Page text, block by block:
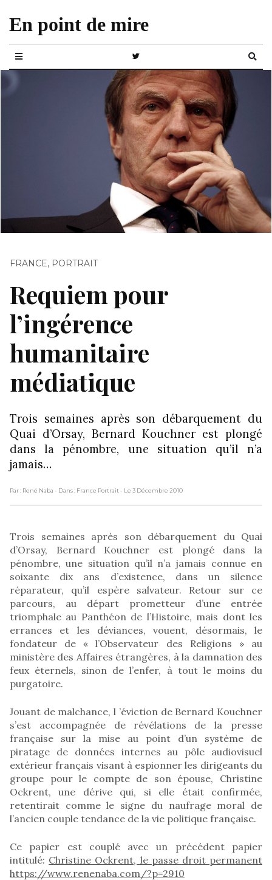
En point de mire
FRANCE, PORTRAIT
Requiem pour
l’ingérence
humanitaire
médiatique
Trois semaines après son débarquement du
Quai d’Orsay, Bernard Kouchner est plongé
dans la pénombre, une situation qu’il n’a
jamais…
Par : René Naba - Dans : France Portrait- Le 3 Décembre 2010
Trois semaines après son débarquement du Quai
d’Orsay, Bernard Kouchner est plongé dans la
pénombre, une situation qu’il n’a jamais connue en
soixante dix ans d’existence, dans un silence
réparateur, qu’il espère salvateur. Retour sur ce
parcours, au départ prometteur d’une entrée
triomphale au Panthéon de l’Histoire, mais dont les
errances et les déviances, vouent, désormais, le
fondateur de « l’Observateur des Religions » au
ministère des Affaires étrangères, à la damnation des
feux éternels, sinon de l’enfer, à tout le moins du
purgatoire.
Jouant de malchance, l ’éviction de Bernard Kouchner
s’est accompagnée de révélations de la presse
française sur la mise au point d’un système de
piratage de données internes au pôle audiovisuel
extérieur français visant à espionner les dirigeants du
groupe pour le compte de son épouse, Christine
Ockrent, une dérive qui, si elle était confirmée,
retentirait comme le signe du naufrage moral de
l’ancien couple tendance de la vie politique française.
Ce papier est couplé avec un précédent papier
intitulé: Christine Ockrent, le passe droit permanent
https://www.renenaba.com/?p=2910